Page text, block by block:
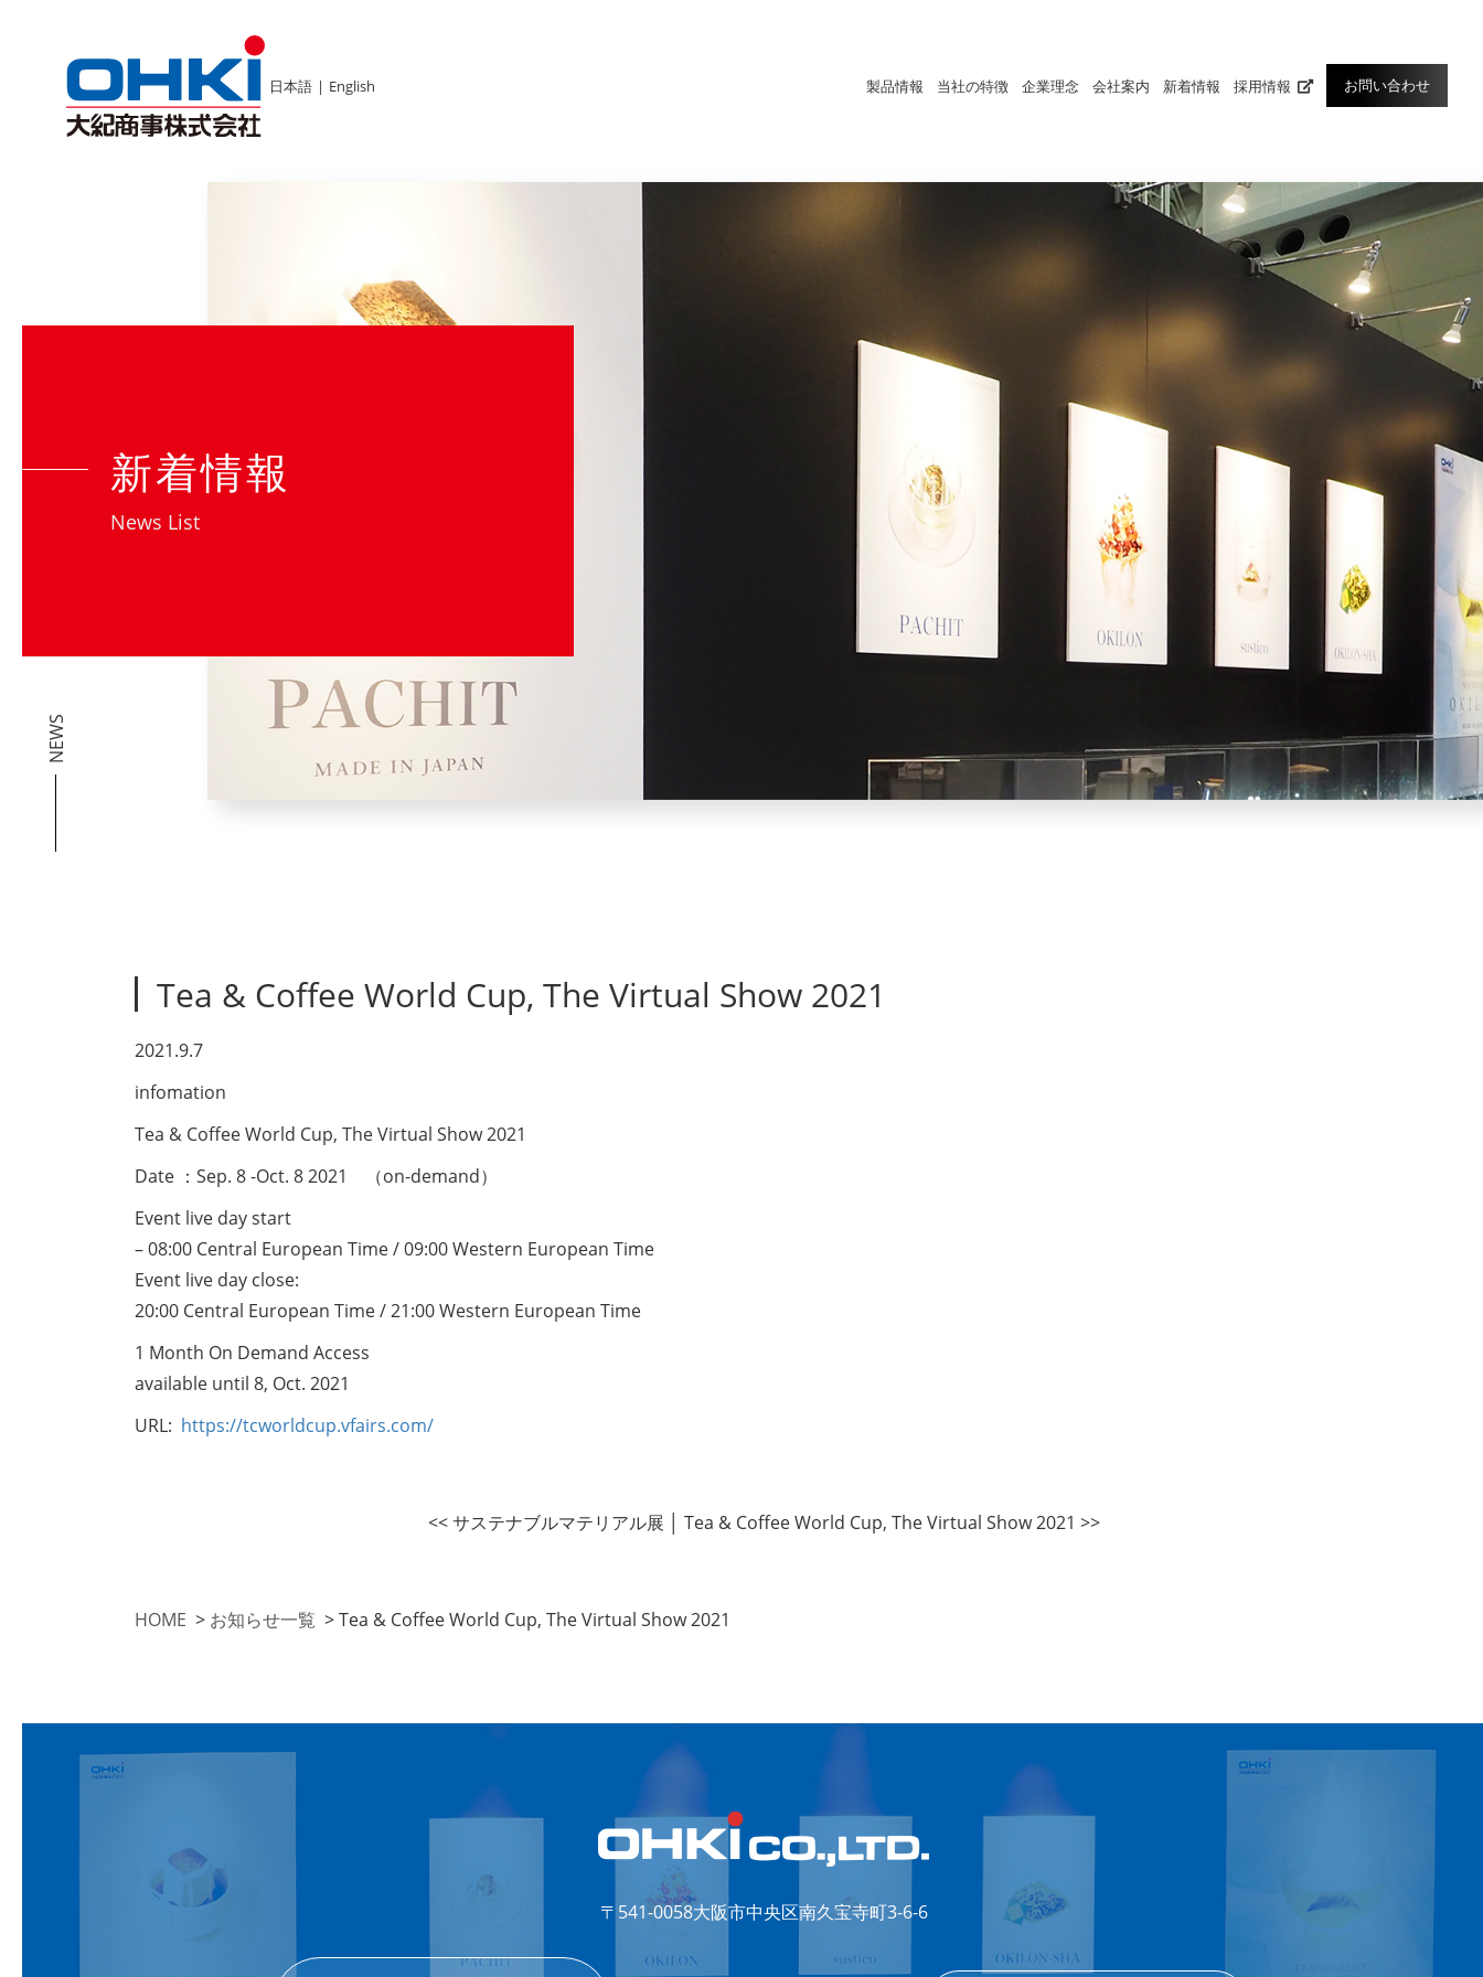
日本語 | English 製品情報 当社の特徴 企業理念 会社案内 新着情報 採用情報 お問い合わせ
新着情報
News List
NEWS
Tea & Coffee World Cup, The Virtual Show 2021
2021.9.7
infomation
Tea & Coffee World Cup, The Virtual Show 2021
Date ：Sep. 8 -Oct. 8 2021 （on-demand）
Event live day start
– 08:00 Central European Time / 09:00 Western European Time
Event live day close:
20:00 Central European Time / 21:00 Western European Time
1 Month On Demand Access
available until 8, Oct. 2021
URL: https://tcworldcup.vfairs.com/
<< サステナブルマテリアル展 Tea & Coffee World Cup, The Virtual Show 2021 >>
HOME > お知らせ一覧 >Tea & Coffee World Cup, The Virtual Show 2021
〒541-0058大阪市中央区南久宝寺町3-6-6